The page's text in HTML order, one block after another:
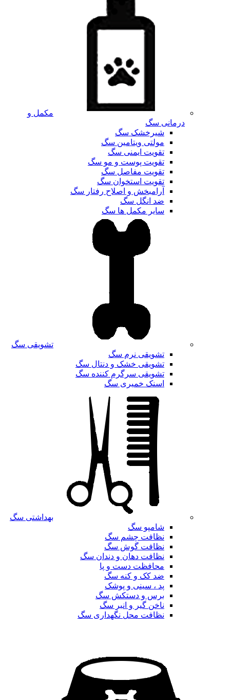
مکمل و
درمانی سگ
شیرخشک سگ
مولتی ویتامین سگ
تقویت ایمنی سگ
تقویت پوست و مو سگ
تقویت مفاصل سگ
تقویت استخوان سگ
آرامبخش و اصلاح رفتار سگ
ضد انگل سگ
سایر مکمل ها سگ
تشویقی سگ
تشویقی نرم سگ
تشویقی خشک و دنتال سگ
تشویقی سرگرم کننده سگ
اسنک خمیری سگ
بهداشتی سگ
شامپو سگ
نظافت چشم سگ
نظافت گوش سگ
نظافت دهان و دندان سگ
محافظت دست و پا
ضد کک و کنه سگ
پد ، سینی و پوشک
برس و دستکش سگ
ناخن گیر و انبر سگ
نظافت محل نگهداری سگ